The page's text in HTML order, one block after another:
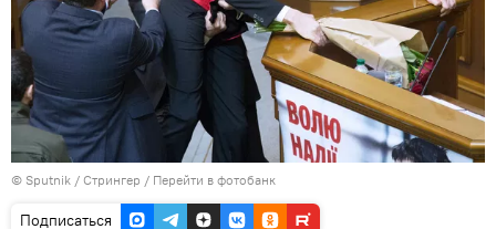
© Sputnik / Стрингер / Перейти в фотобанк
Подписаться